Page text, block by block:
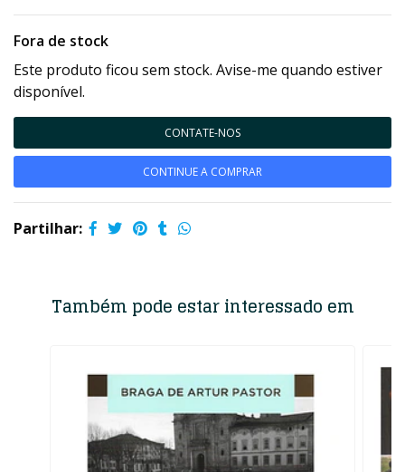
Fora de stock
Este produto ficou sem stock. Avise-me quando estiver
disponível.
CONTATE-NOS
CONTINUE A COMPRAR
Partilhar:
Também pode estar interessado em